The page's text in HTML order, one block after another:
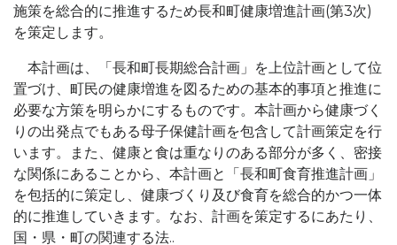
施策を総合的に推進するため長和町健康増進計画(第3次)
を策定します。
本計画は、「長和町長期総合計画」を上位計画として位
置づけ、町民の健康増進を図るための基本的事項と推進に
必要な方策を明らかにするものです。本計画から健康づく
りの出発点でもある母子保健計画を包含して計画策定を行
います。また、健康と食は重なりのある部分が多く、密接
な関係にあることから、本計画と「長和町食育推進計画」
を包括的に策定し、健康づくり及び食育を総合的かつ一体
的に推進していきます。なお、計画を策定するにあたり、
国・県・町の関連する法..